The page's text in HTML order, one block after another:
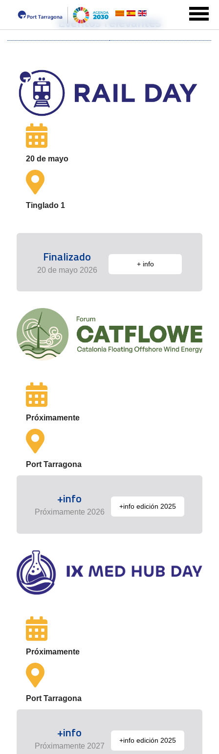
Eventos relevantes
20 de mayo
Tinglado 1
Finalizado
20 de mayo 2026
+ info
Próximamente
Port Tarragona
+info
Próximamente 2026
+info edición 2025
Próximamente
Port Tarragona
+info
Próximamente 2027
+info edición 2025